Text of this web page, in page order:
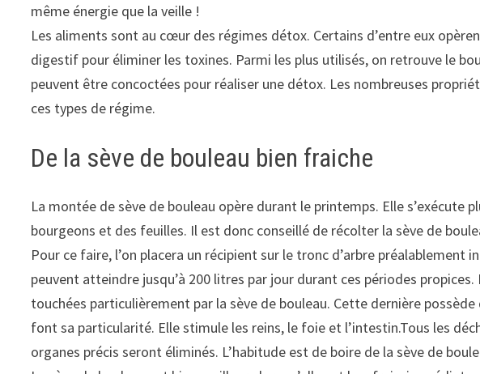
même énergie que la veille !
Les aliments sont au cœur des régimes détox. Certains d’entre eux
digestif pour éliminer les toxines. Parmi les plus utilisés, on retrouve le
peuvent être concoctées pour réaliser une détox. Les nombreuses
ces types de régime.
De la sève de bouleau bien fraiche
La montée de sève de bouleau opère durant le printemps. Elle s’exécute
bourgeons et des feuilles. Il est donc conseillé de récolter la sève de
Pour ce faire, l’on placera un récipient sur le tronc d’arbre préalablement
peuvent atteindre jusqu’à 200 litres par jour durant ces périodes
touchées particulièrement par la sève de bouleau. Cette dernière
font sa particularité. Elle stimule les reins, le foie et l’intestin.Tous les
organes précis seront éliminés. L’habitude est de boire de la sève de